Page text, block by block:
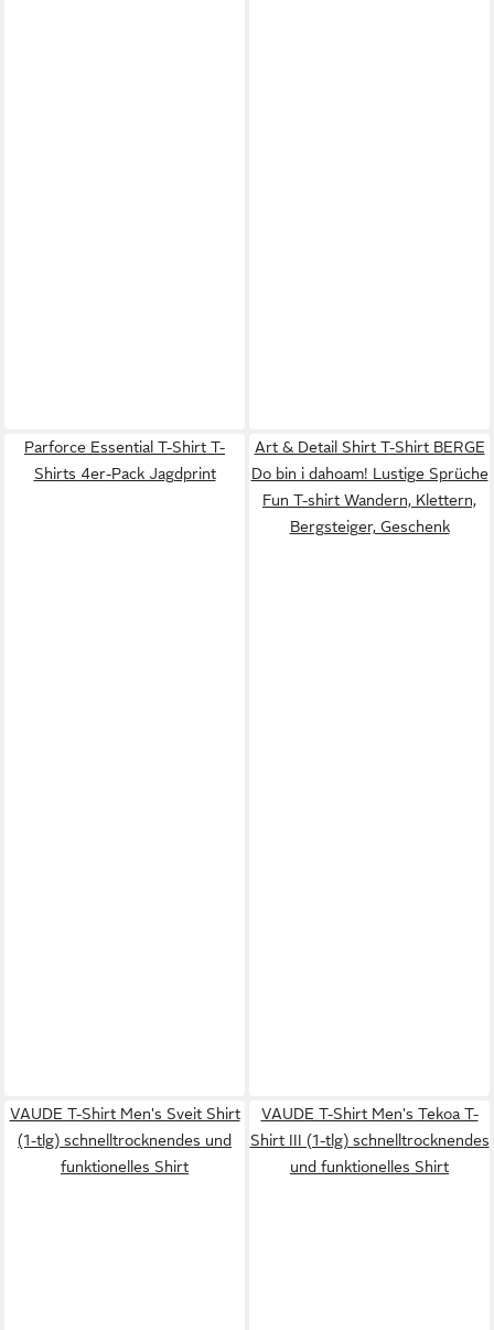
Parforce Essential T-Shirt T-
Shirts 4er-Pack Jagdprint
Art & Detail Shirt T-Shirt BERGE
Do bin i dahoam! Lustige Sprüche
Fun T-shirt Wandern, Klettern,
Bergsteiger, Geschenk
VAUDE T-Shirt Men's Sveit Shirt
(1-tlg) schnelltrocknendes und
funktionelles Shirt
VAUDE T-Shirt Men's Tekoa T-
Shirt III (1-tlg) schnelltrocknendes
und funktionelles Shirt